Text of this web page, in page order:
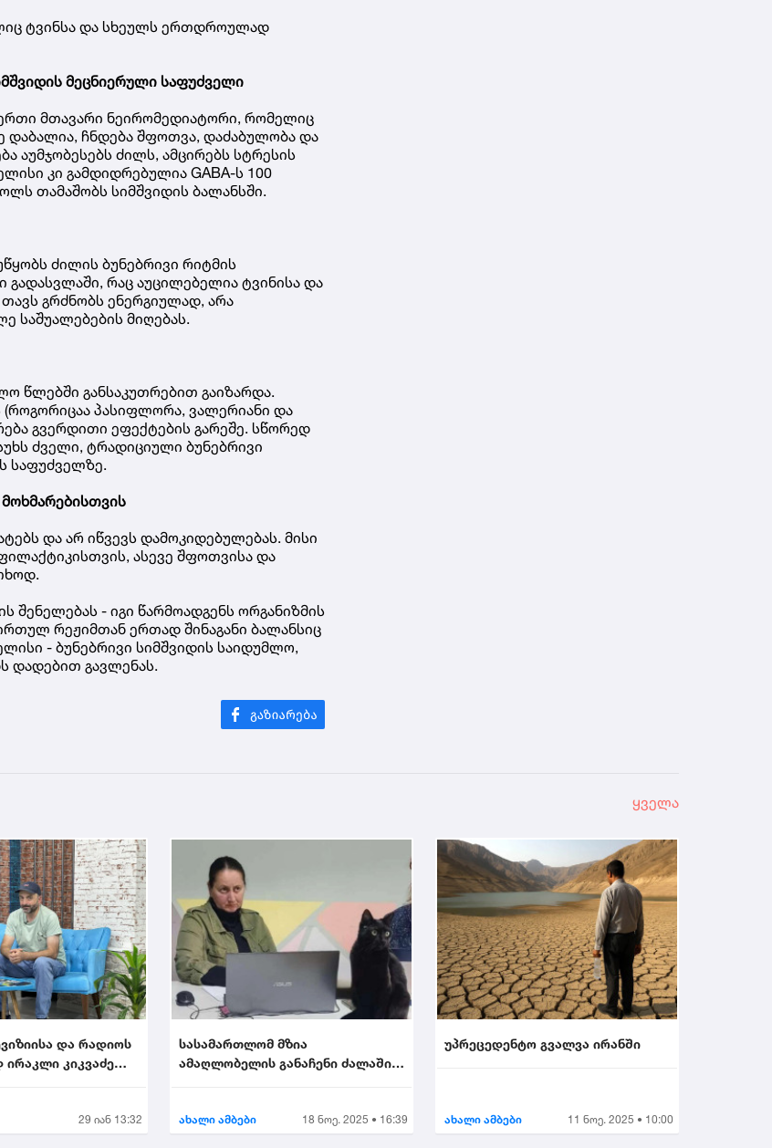
ტვინსა და სხეულს ერთდროულად
მეცნიერული საფუძველი
ერთი მთავარი ნეირომედიატორი, რომელიც
დაბალია, ჩნდება შფოთვა, დაძაბულობა და
აუმჯობესებს ძილს, ამცირებს სტრესის
კი გამდიდრებულია GABA-ს 100
თამაშობს სიმშვიდის ბალანსში.
ძილის ბუნებრივი რიტმის
გადასვლაში, რაც აუცილებელია ტვინისა და
გრძნობს ენერგიულად, არა
საშუალებების მიღებას.
წლებში განსაკუთრებით გაიზარდა.
(როგორიცაა პასიფლორა, ვალერიანი და
გვერდითი ეფექტების გარეშე. სწორედ
ძველი, ტრადიციული ბუნებრივი
საფუძველზე.
და არ იწვევს დამოკიდებულებას. მისი
ასევე შფოთვისა და
შენელებას - იგი წარმოადგენს ორგანიზმის
რეჟიმთან ერთად შინაგანი ბალანსიც
- ბუნებრივი სიმშვიდის საიდუმლო,
დადებით გავლენას.
ყველა
და რადიოს
კიკვაძე
29 იან 13:32
სასამართლომ მზია
ამაღლობელის განაჩენი ძალაში
ახალი ამბები 18 ნოე. 2025 • 16:39
უპრეცედენტო გვალვა ირანში
ახალი ამბები 11 ნოე. 2025 • 10:00